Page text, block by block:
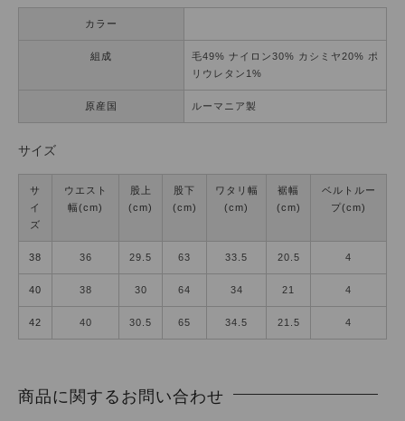
カラー
組成
毛49% ナイロン30% カシミヤ20% ポ
リウレタン1%
原産国 ルーマニア製
サイズ
サ
イ
ズ
ウエスト
幅(cm)
股上
(cm)
股下
(cm)
ワタリ幅
(cm)
裾幅
(cm)
ベルトルー
プ(cm)
38 36 29.5 63 33.5 20.5 4
40 38 30 64 34 21 4
42 40 30.5 65 34.5 21.5 4
商品に関するお問い合わせ